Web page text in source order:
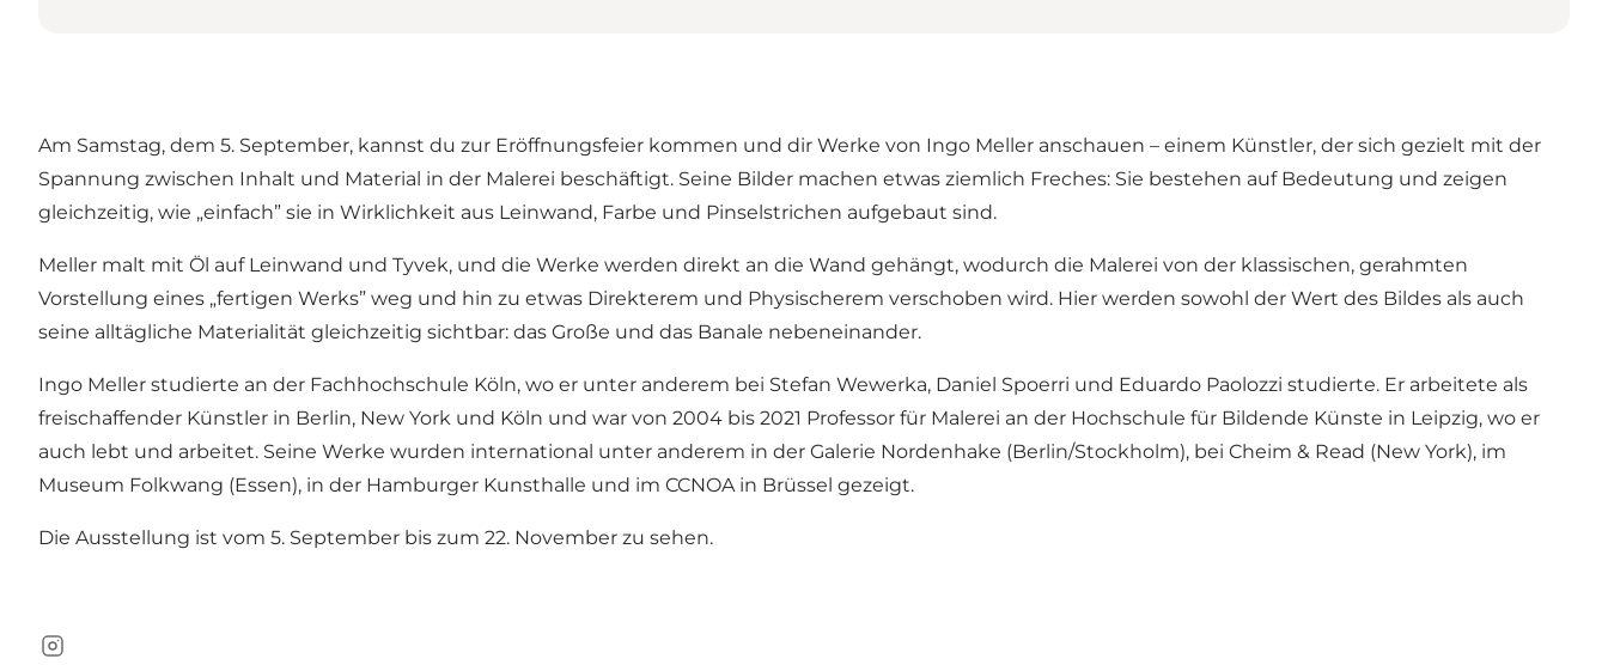
Am Samstag, dem 5. September, kannst du zur Eröffnungsfeier kommen und dir Werke von Ingo Meller anschauen – einem Künstler, der sich gezielt mit der
Spannung zwischen Inhalt und Material in der Malerei beschäftigt. Seine Bilder machen etwas ziemlich Freches: Sie bestehen auf Bedeutung und zeigen
gleichzeitig, wie „einfach” sie in Wirklichkeit aus Leinwand, Farbe und Pinselstrichen aufgebaut sind.
Meller malt mit Öl auf Leinwand und Tyvek, und die Werke werden direkt an die Wand gehängt, wodurch die Malerei von der klassischen, gerahmten
Vorstellung eines „fertigen Werks” weg und hin zu etwas Direkterem und Physischerem verschoben wird. Hier werden sowohl der Wert des Bildes als auch
seine alltägliche Materialität gleichzeitig sichtbar: das Große und das Banale nebeneinander.
Ingo Meller studierte an der Fachhochschule Köln, wo er unter anderem bei Stefan Wewerka, Daniel Spoerri und Eduardo Paolozzi studierte. Er arbeitete als
freischaffender Künstler in Berlin, New York und Köln und war von 2004 bis 2021 Professor für Malerei an der Hochschule für Bildende Künste in Leipzig, wo er
auch lebt und arbeitet. Seine Werke wurden international unter anderem in der Galerie Nordenhake (Berlin/Stockholm), bei Cheim & Read (New York), im
Museum Folkwang (Essen), in der Hamburger Kunsthalle und im CCNOA in Brüssel gezeigt.
Die Ausstellung ist vom 5. September bis zum 22. November zu sehen.
Instagram